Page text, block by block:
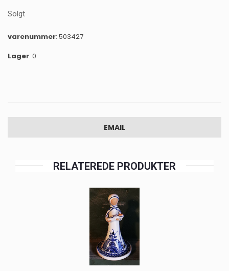
Solgt
varenummer: 503427
Lager: 0
EMAIL
RELATEREDE PRODUKTER